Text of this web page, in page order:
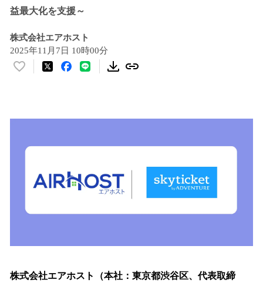
益最大化を支援～
株式会社エアホスト
2025年11月7日 10時00分
い
数
読
で
株式会社エアホスト（本社：東京都渋谷区、代表取締